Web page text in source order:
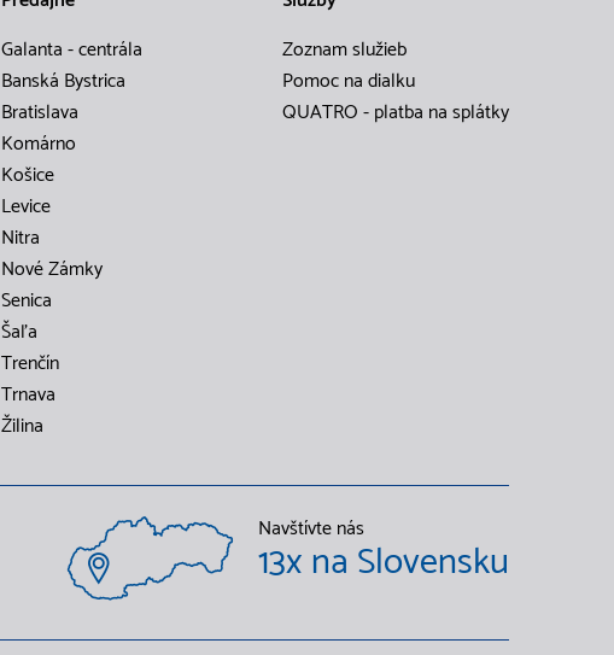
Galanta - centrála
Banská Bystrica
Bratislava
Komárno
Košice
Levice
Nitra
Nové Zámky
Senica
Šaľa
Trenčín
Trnava
Žilina
Zoznam služieb
Pomoc na dialku
QUATRO - platba na splátky
Navštívte nás
13x na Slovensku